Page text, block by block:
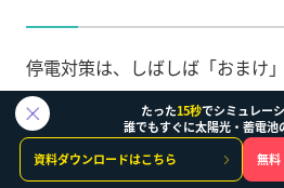
停電対策は、しばしば「おまけ
しかし現場では、これが導入の
ありません。とくに小さな子ど
や冷蔵保管が気になる家庭、在
たった15秒でシミュレー
誰でもすぐに太陽光・蓄電池
資料ダウンロードはこちら
無料